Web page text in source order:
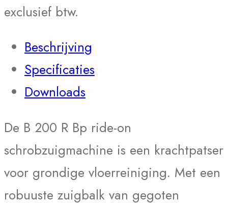
exclusief btw.
Beschrijving
Specificaties
Downloads
De B 200 R Bp ride-on
schrobzuigmachine is een krachtpatser
voor grondige vloerreiniging. Met een
robuuste zuigbalk van gegoten